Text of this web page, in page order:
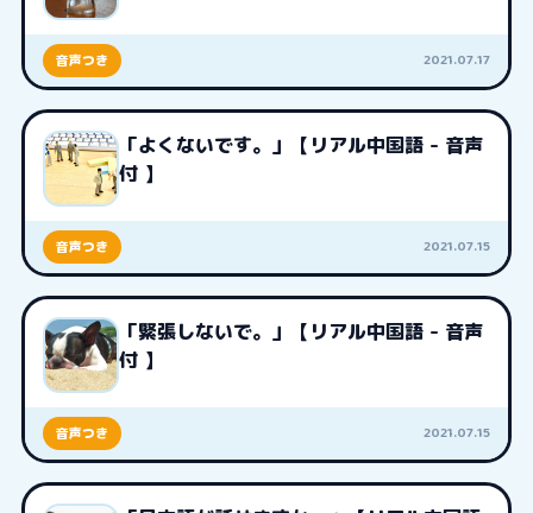
音声つき 2021.07.17
「よくないです。」【リアル中国語 - 音声
付 】
音声つき 2021.07.15
「緊張しないで。」【リアル中国語 - 音声
付 】
音声つき 2021.07.15